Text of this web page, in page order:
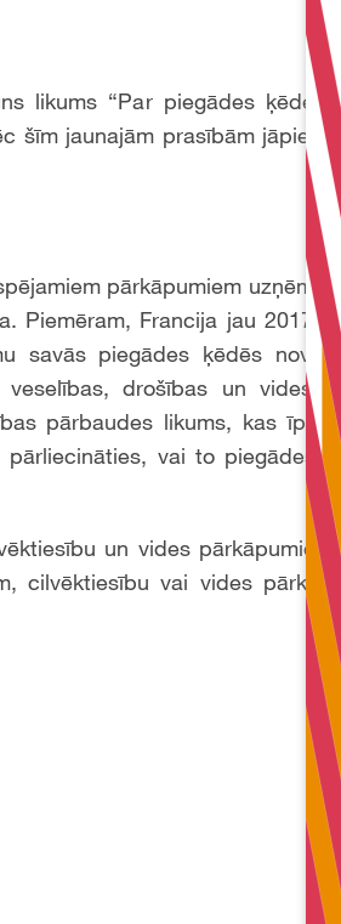
likums “Par piegādes ķēdes
šīm jaunajām prasībām
pārkāpumiem
Piemēram, Francija jau 2017.
savās piegādes ķēdēs
drošības un vides
pārbaudes likums, kas īpaši
vai to piegādes
un vides pārkāpumiem,
cilvēktiesību vai vides